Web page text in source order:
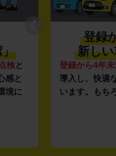
」
検と
感と
境に
登録
新し
登録から4年
導入し、快適
います。もち